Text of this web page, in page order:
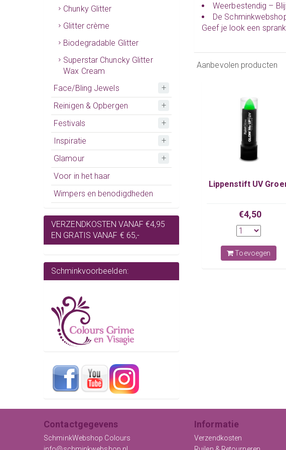
Chunky Glitter
Glitter crème
Biodegradable Glitter
Superstar Chuncky Glitter
Wax Cream
Face/Bling Jewels
Reinigen & Opbergen
Festivals
Inspiratie
Glamour
Voor in het haar
Wimpers en benodigdheden
VERZENDKOSTEN VANAF €4,95
EN GRATIS VANAF € 65,-
Schminkvoorbeelden:
Weerbestendig –
De
Geef je look een
Aanbevolen producten
Lippenstift UV
€4,50
Toevoegen
Contactgegevens
SchminkWebshop Colours
Informatie
Verzendkosten